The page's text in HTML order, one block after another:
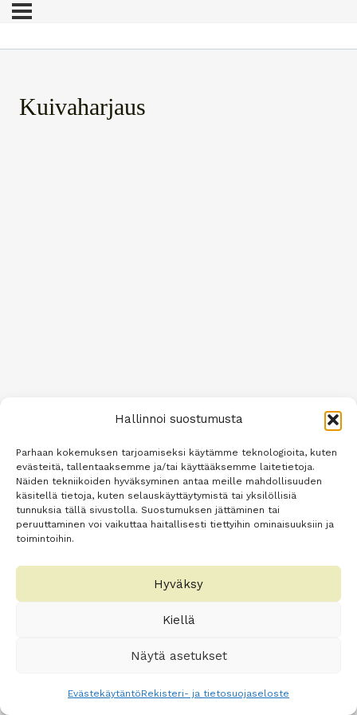
Hallinnoi suostumusta
Parhaan kokemuksen tarjoamiseksi käytämme teknologioita, kuten
evästeitä, tallentaaksemme ja/tai käyttääksemme laitetietoja.
Näiden tekniikoiden hyväksyminen antaa meille mahdollisuuden
käsitellä tietoja, kuten selauskäyttäytymistä tai yksilöllisiä
tunnuksia tällä sivustolla. Suostumuksen jättäminen tai
peruuttaminen voi vaikuttaa haitallisesti tiettyihin ominaisuuksiin ja
toimintoihin.
Hyväksy
Kiellä
Näytä asetukset
EvästekäytäntöRekisteri- ja tietosuojaseloste
Kuivaharjaus